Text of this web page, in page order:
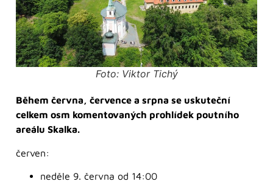
Foto: Viktor Tichý
Během června, července a srpna se uskuteční
celkem osm komentovaných prohlídek poutního
areálu Skalka.
červen:
neděle 9. června od 14:00